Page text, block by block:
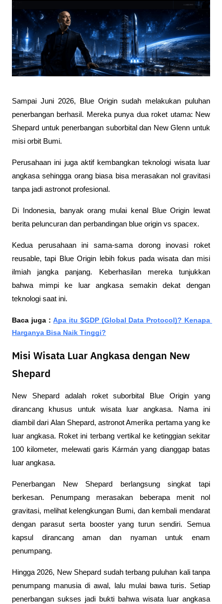
Sampai Juni 2026, Blue Origin sudah melakukan puluhan
penerbangan berhasil. Mereka punya dua roket utama: New
Shepard untuk penerbangan suborbital dan New Glenn untuk
misi orbit Bumi.
Perusahaan ini juga aktif kembangkan teknologi wisata luar
angkasa sehingga orang biasa bisa merasakan nol gravitasi
tanpa jadi astronot profesional.
Di Indonesia, banyak orang mulai kenal Blue Origin lewat
berita peluncuran dan perbandingan blue origin vs spacex.
Kedua perusahaan ini sama-sama dorong inovasi roket
reusable, tapi Blue Origin lebih fokus pada wisata dan misi
ilmiah jangka panjang. Keberhasilan mereka tunjukkan
bahwa mimpi ke luar angkasa semakin dekat dengan
teknologi saat ini.
Baca juga : Apa itu $GDP (Global Data Protocol)? Kenapa
Harganya Bisa Naik Tinggi?
Misi Wisata Luar Angkasa dengan New
Shepard
New Shepard adalah roket suborbital Blue Origin yang
dirancang khusus untuk wisata luar angkasa. Nama ini
diambil dari Alan Shepard, astronot Amerika pertama yang ke
luar angkasa. Roket ini terbang vertikal ke ketinggian sekitar
100 kilometer, melewati garis Kármán yang dianggap batas
luar angkasa.
Penerbangan New Shepard berlangsung singkat tapi
berkesan. Penumpang merasakan beberapa menit nol
gravitasi, melihat kelengkungan Bumi, dan kembali mendarat
dengan parasut serta booster yang turun sendiri. Semua
kapsul dirancang aman dan nyaman untuk enam
penumpang.
Hingga 2026, New Shepard sudah terbang puluhan kali tanpa
penumpang manusia di awal, lalu mulai bawa turis. Setiap
penerbangan sukses jadi bukti bahwa wisata luar angkasa